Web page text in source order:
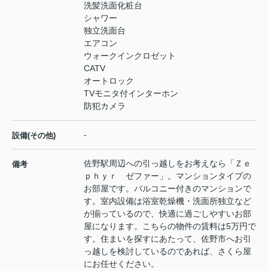
洗髪洗面化粧台
シャワー
独立洗面台
エアコン
ウォークインクロゼット
CATV
オートロック
TVモニタ付インターホン
防犯カメラ
設備(その他) -
備考
佐野駅周辺への引っ越しをお考えなら「Ｚｅ
ｐｈｙｒ ゼファー」。マンションタイプの
お部屋です。バルコニー付きのマンションで
す。室内設備は浴室乾燥機・洗面所独立など
が揃っているので、快適に過ごしやすいお部
屋になります。こちらの物件の賃料は5万円で
す。住まいを探すにあたって、佐野市へお引
っ越しを検討しているのであれば、さくら屋
にお任せください。